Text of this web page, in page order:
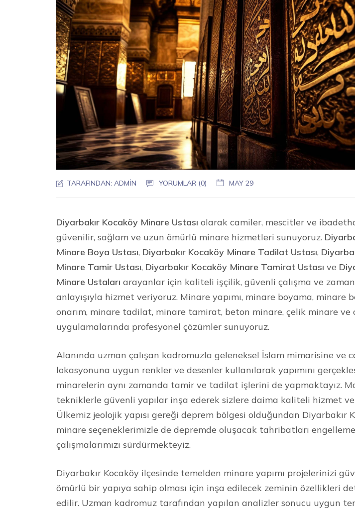
TARAFINDAN:ADMIN YORUMLAR (0) MAY 29
Diyarbakır Kocaköy Minare Ustası olarak camiler, mescitler ve
güvenilir, sağlam ve uzun ömürlü minare hizmetleri sunuyoruz.
Minare Boya Ustası, Diyarbakır Kocaköy Minare Tadilat Ustası,
Minare Tamir Ustası, Diyarbakır Kocaköy Minare Tamirat Ustası ve
Minare Ustaları arayanlar için kaliteli işçilik, güvenli çalışma ve
anlayışıyla hizmet veriyoruz. Minare yapımı, minare boyama, minare
onarım, minare tadilat, minare tamirat, beton minare, çelik minare ve
uygulamalarında profesyonel çözümler sunuyoruz.
Alanında uzman çalışan kadromuzla geleneksel İslam mimarisine ve
lokasyonuna uygun renkler ve desenler kullanılarak yapımını
minarelerin aynı zamanda tamir ve tadilat işlerini de yapmaktayız.
tekniklerle güvenli yapılar inşa ederek sizlere daima kaliteli hizmet
Ülkemiz jeolojik yapısı gereği deprem bölgesi olduğundan Diyarbakır
minare seçeneklerimizle de depremde oluşacak tahribatları
çalışmalarımızı sürdürmekteyiz.
Diyarbakır Kocaköy ilçesinde temelden minare yapımı projelerinizi
ömürlü bir yapıya sahip olması için inşa edilecek zeminin özellikleri
edilir. Uzman kadromuz tarafından yapılan analizler sonucu uygun